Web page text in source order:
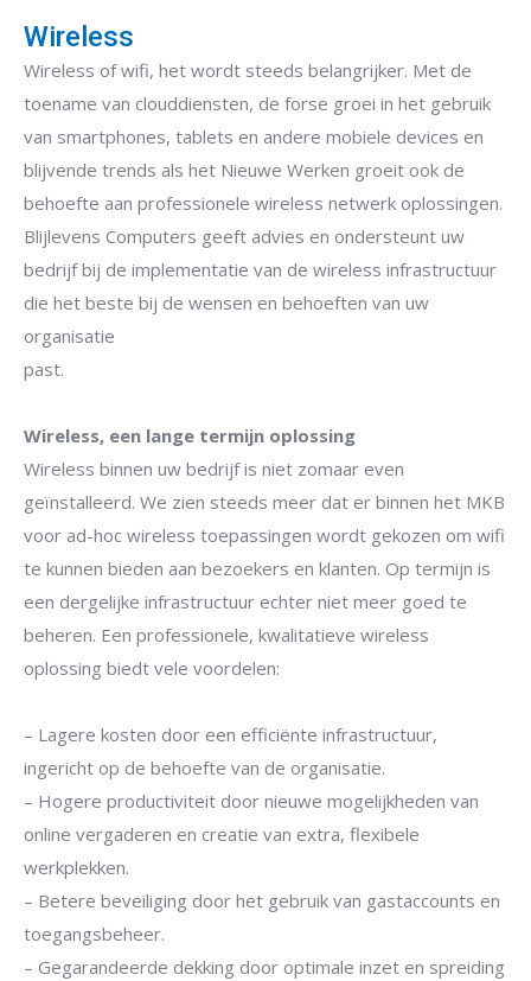
Wireless
Wireless of wifi, het wordt steeds belangrijker. Met de
toename van clouddiensten, de forse groei in het gebruik
van smartphones, tablets en andere mobiele devices en
blijvende trends als het Nieuwe Werken groeit ook de
behoefte aan professionele wireless netwerk oplossingen.
Blijlevens Computers geeft advies en ondersteunt uw
bedrijf bij de implementatie van de wireless infrastructuur
die het beste bij de wensen en behoeften van uw
organisatie
past.
Wireless, een lange termijn oplossing
Wireless binnen uw bedrijf is niet zomaar even
geïnstalleerd. We zien steeds meer dat er binnen het MKB
voor ad-hoc wireless toepassingen wordt gekozen om wifi
te kunnen bieden aan bezoekers en klanten. Op termijn is
een dergelijke infrastructuur echter niet meer goed te
beheren. Een professionele, kwalitatieve wireless
oplossing biedt vele voordelen:
– Lagere kosten door een efficiënte infrastructuur,
ingericht op de behoefte van de organisatie.
– Hogere productiviteit door nieuwe mogelijkheden van
online vergaderen en creatie van extra, flexibele
werkplekken.
– Betere beveiliging door het gebruik van gastaccounts en
toegangsbeheer.
– Gegarandeerde dekking door optimale inzet en spreiding